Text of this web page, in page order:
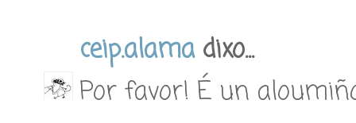
ceip.alamadixo...
Por favor! É un